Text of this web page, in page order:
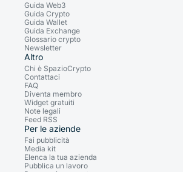
Guida Web3
Guida Crypto
Guida Wallet
Guida Exchange
Glossario crypto
Newsletter
Altro
Chi è SpazioCrypto
Contattaci
FAQ
Diventa membro
Widget gratuiti
Note legali
Feed RSS
Per le aziende
Fai pubblicità
Media kit
Elenca la tua azienda
Pubblica un lavoro